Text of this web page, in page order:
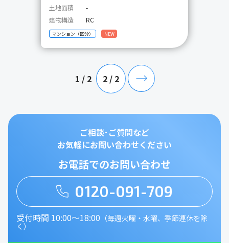
土地面積
-
建物構造
RC
マンション（区分） NEW
1 / 2 2 / 2
ご相談･ご質問など
お気軽にお問い合わせください
お電話でのお問い合わせ
0120-091-709
受付時間 10:00～18:00 （毎週火曜・水曜、季節連休を除
く）